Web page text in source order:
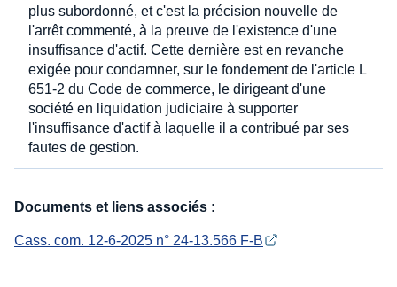
plus subordonné, et c'est la précision nouvelle de
l'arrêt commenté, à la preuve de l'existence d'une
insuffisance d'actif. Cette dernière est en revanche
exigée pour condamner, sur le fondement de l'article L
651-2 du Code de commerce, le dirigeant d'une
société en liquidation judiciaire à supporter
l'insuffisance d'actif à laquelle il a contribué par ses
fautes de gestion.
Documents et liens associés :
Cass. com. 12-6-2025 n° 24-13.566 F-B